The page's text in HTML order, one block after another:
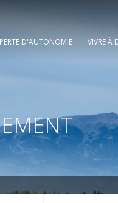
PERTE D'AUTONOMIE VIVRE À